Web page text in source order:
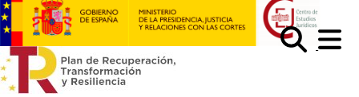
Formación de Formadores